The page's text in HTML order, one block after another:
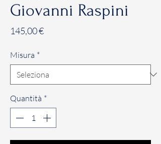
Giovanni Raspini
145,00 €Prezzo
Misura *
Quantità *